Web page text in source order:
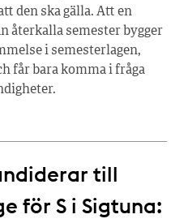
den ska gälla. Att en
återkalla semester bygger
i semesterlagen,
får bara komma i fråga
till
för S i Sigtuna: